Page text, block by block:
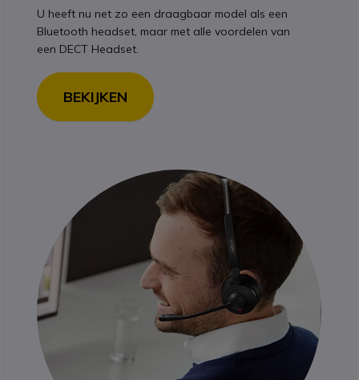
U heeft nu net zo een draagbaar model als een
Bluetooth headset, maar met alle voordelen van
een DECT Headset.
BEKIJKEN